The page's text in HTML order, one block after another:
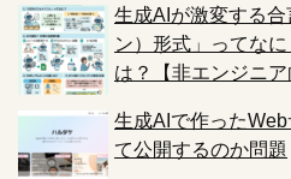
生成AIが激変する
ン）形式」ってな
は？【非エンジニア
生成AIで作った
て公開するのか問題